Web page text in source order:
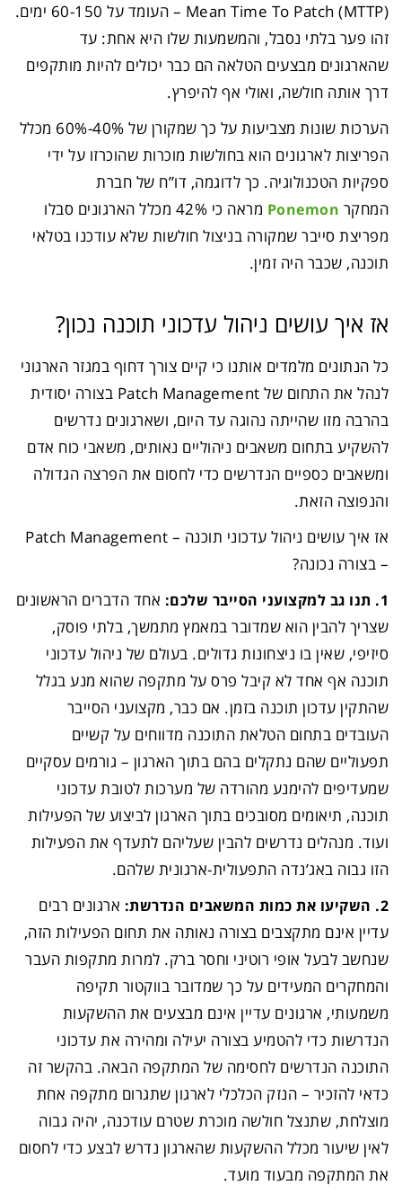
(Mean Time To Patch (MTTP – העומד על 60-150 ימים.
זהו פער בלתי נסבל, והמשמעות שלו היא אחת: עד
שהארגונים מבצעים הטלאה הם כבר יכולים להיות מותקפים
דרך אותה חולשה, ואולי אף להיפרץ.
הערכות שונות מצביעות על כך שמקורן של 40%-60% מכלל
הפריצות לארגונים הוא בחולשות מוכרות שהוכרזו על ידי
ספקיות הטכנולוגיה. כך לדוגמה, דו”ח של חברת
המחקר Ponemon
מראה כי 42% מכלל הארגונים סבלו
מפריצת סייבר שמקורה בניצול חולשות שלא עודכנו בטלאי
תוכנה, שכבר היה זמין.
אז איך עושים ניהול עדכוני תוכנה נכון?
כל הנתונים מלמדים אותנו כי קיים צורך דחוף במגזר הארגוני
לנהל את התחום של Patch Management בצורה יסודית
בהרבה מזו שהייתה נהוגה עד היום, ושארגונים נדרשים
להשקיע בתחום משאבים ניהוליים נאותים, משאבי כוח אדם
ומשאבים כספיים הנדרשים כדי לחסום את הפרצה הגדולה
והנפוצה הזאת.
אז איך עושים ניהול עדכוני תוכנה – Patch Management
– בצורה נכונה?
1. תנו גב למקצועני הסייבר שלכם:
אחד הדברים הראשונים
שצריך להבין הוא שמדובר במאמץ מתמשך, בלתי פוסק,
סיזיפי, שאין בו ניצחונות גדולים. בעולם של ניהול עדכוני
תוכנה אף אחד לא קיבל פרס על מתקפה שהוא מנע בגלל
שהתקין עדכון תוכנה בזמן. אם כבר, מקצועני הסייבר
העובדים בתחום הטלאת התוכנה מדווחים על קשיים
תפעוליים שהם נתקלים בהם בתוך הארגון – גורמים עסקיים
שמעדיפים להימנע מהורדה של מערכות לטובת עדכוני
תוכנה, תיאומים מסובכים בתוך הארגון לביצוע של הפעילות
ועוד. מנהלים נדרשים להבין שעליהם לתעדף את הפעילות
הזו גבוה באג’נדה התפעולית-ארגונית שלהם.
2. השקיעו את כמות המשאבים הנדרשת:
ארגונים רבים
עדיין אינם מתקצבים בצורה נאותה את תחום הפעילות הזה,
שנחשב לבעל אופי רוטיני וחסר ברק. למרות מתקפות העבר
והמחקרים המעידים על כך שמדובר בווקטור תקיפה
משמעותי, ארגונים עדיין אינם מבצעים את ההשקעות
הנדרשות כדי להטמיע בצורה יעילה ומהירה את עדכוני
התוכנה הנדרשים לחסימה של המתקפה הבאה. בהקשר זה
כדאי להזכיר – הנזק הכלכלי לארגון שתגרום מתקפה אחת
מוצלחת, שתנצל חולשה מוכרת שטרם עודכנה, יהיה גבוה
לאין שיעור מכלל ההשקעות שהארגון נדרש לבצע כדי לחסום
את המתקפה מבעוד מועד.